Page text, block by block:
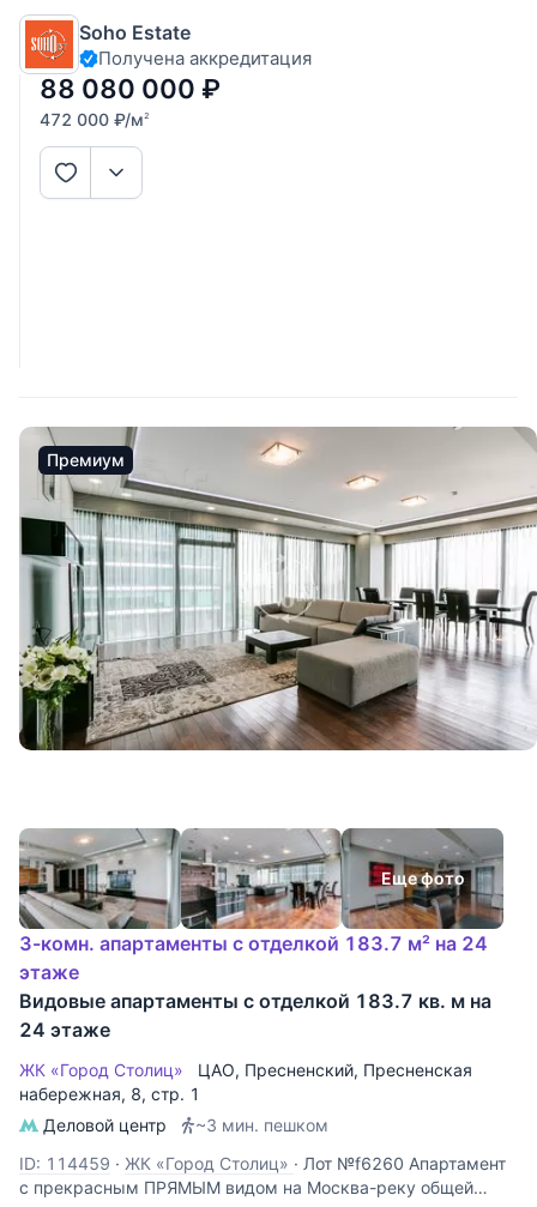
кв.м. с отделкой. Виды из окон на Москва-реку и соседнюю
башню. Планировка: кухня-гостиная, 3 спальни, 2 ванных
комнаты, гостевой с/узел.
Soho Estate
Получена аккредитация
88 080 000 ₽
472 000 ₽/м2
Премиум
Еще фото
3-комн. апартаменты с отделкой 183.7 м² на 24
этаже
Видовые апартаменты с отделкой 183.7 кв. м на
24 этаже
ЖК «Город Столиц» ЦАО, Пресненский, Пресненская
набережная, 8, стр. 1
Деловой центр
~3 мин. пешком
ID: 114459 · ЖК «Город Столиц» · Лот №f6260 Апартамент
с прекрасным ПРЯМЫМ видом на Москва-реку общей